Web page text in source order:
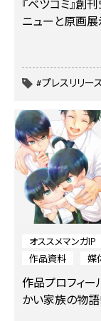
『ベツコミ』創
ニューと原画
#プレスリリー
オススメマンガIP
作品資料
媒
作品プロフィー
かい家族の物語